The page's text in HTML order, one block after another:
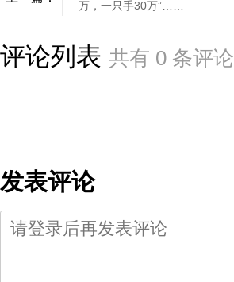
万，一只手30万”……
评论列表 共有 0 条评论
发表评论